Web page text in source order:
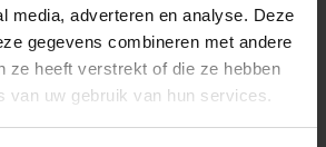
media, adverteren en analyse. Deze
gegevens combineren met andere
ze heeft verstrekt of die ze hebben
van uw gebruik van hun services.